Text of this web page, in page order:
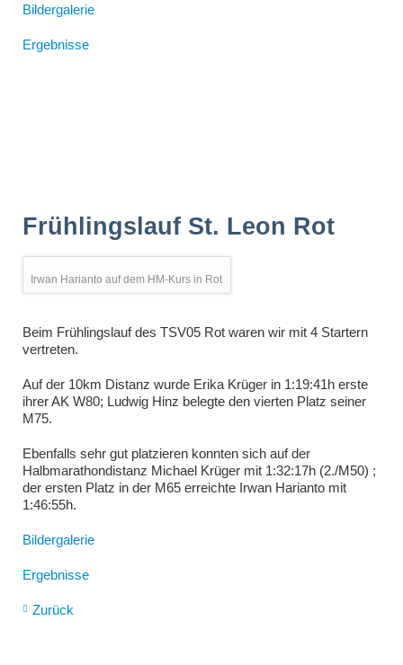
Bildergalerie
Ergebnisse
Frühlingslauf St. Leon Rot
Irwan Harianto auf dem HM-Kurs in Rot
Beim Frühlingslauf des TSV05 Rot waren wir mit 4 Startern
vertreten.
Auf der 10km Distanz wurde Erika Krüger in 1:19:41h erste
ihrer AK W80; Ludwig Hinz belegte den vierten Platz seiner
M75.
Ebenfalls sehr gut platzieren konnten sich auf der
Halbmarathondistanz Michael Krüger mit 1:32:17h (2./M50) ;
der ersten Platz in der M65 erreichte Irwan Harianto mit
1:46:55h.
Bildergalerie
Ergebnisse
Zurück